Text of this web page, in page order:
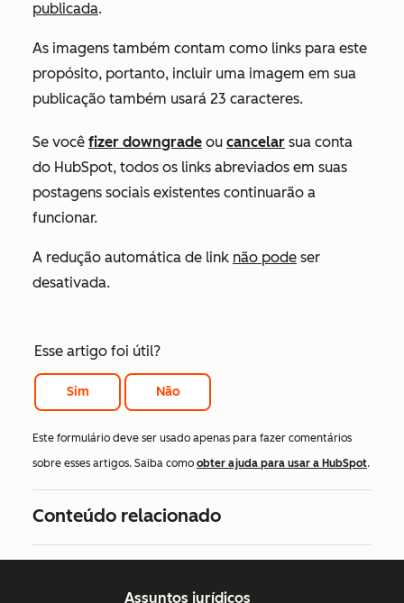
publicada.
As imagens também contam como links para este
propósito, portanto, incluir uma imagem em sua
publicação também usará 23 caracteres.
Se você fizer downgrade ou cancelar sua conta
do HubSpot, todos os links abreviados em suas
postagens sociais existentes continuarão a
funcionar.
A redução automática de link não pode ser
desativada.
Esse artigo foi útil?
Sim Não
Este formulário deve ser usado apenas para fazer comentários
sobre esses artigos. Saiba como obter ajuda para usar a HubSpot.
Conteúdo relacionado
Assuntos jurídicos